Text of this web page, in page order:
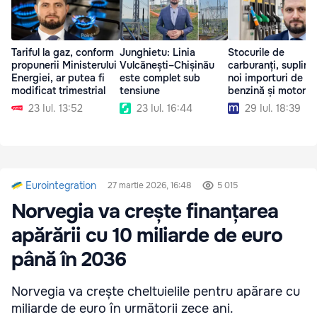
Tariful la gaz, conform
propunerii Ministerului
Energiei, ar putea fi
modificat trimestrial
23 Iul. 13:52
Junghietu: Linia
Vulcănești–Chișinău
este complet sub
tensiune
23 Iul. 16:44
Stocurile de
carburanți,
noi importuri de
benzină și
29 Iul. 18:39
Eurointegration 27 martie 2026, 16:48 5 015
Norvegia va crește finanțarea
apărării cu 10 miliarde de euro
până în 2036
Norvegia va crește cheltuielile pentru apărare cu
miliarde de euro în următorii zece ani.